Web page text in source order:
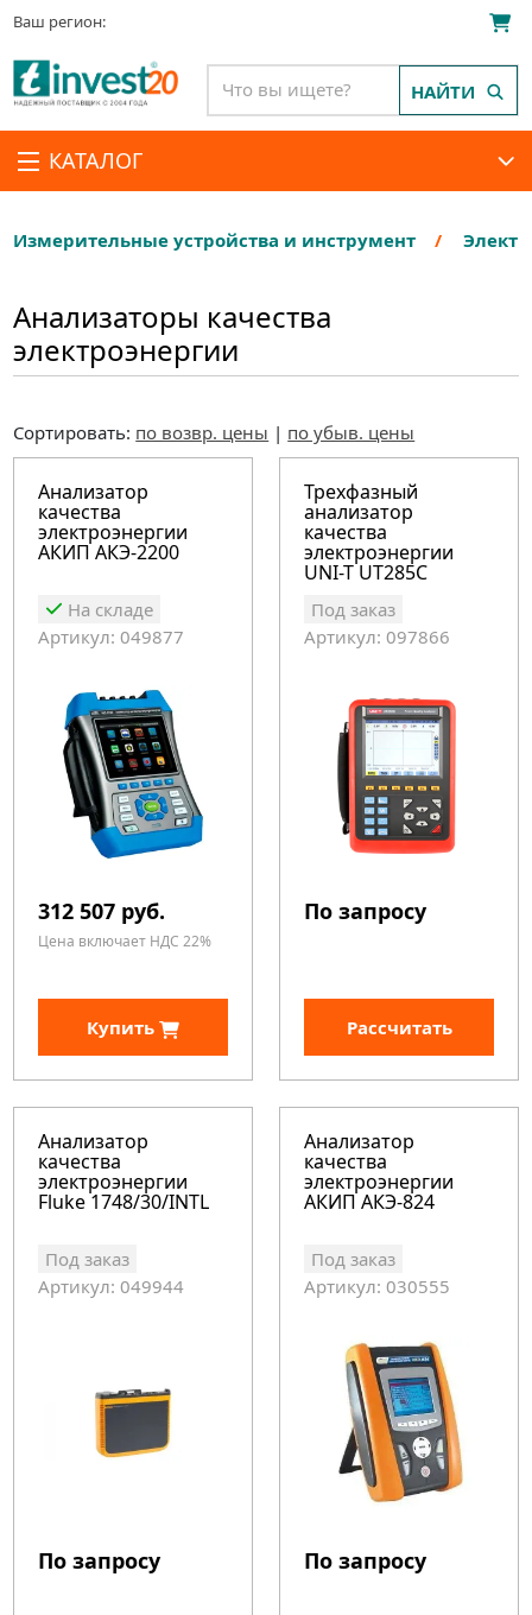
Ваш регион:
КАТАЛОГ
НАЙТИ
Измерительные устройства и инструмент
Анализаторы качества
электроэнергии
Сортировать: по возвр. цены | по убыв. цены
Анализатор
качества
электроэнергии
АКИП АКЭ-2200
На складе
Артикул: 049877
312 507 руб.
Цена включает НДС 22%
Купить
Трехфазный
анализатор
качества
электроэнергии
UNI-T UT285C
Под заказ
Артикул: 097866
По запросу
Рассчитать
Анализатор
качества
электроэнергии
Fluke 1748/30/INTL
Под заказ
Артикул: 049944
По запросу
Анализатор
качества
электроэнергии
АКИП АКЭ-824
Под заказ
Артикул: 030555
По запросу